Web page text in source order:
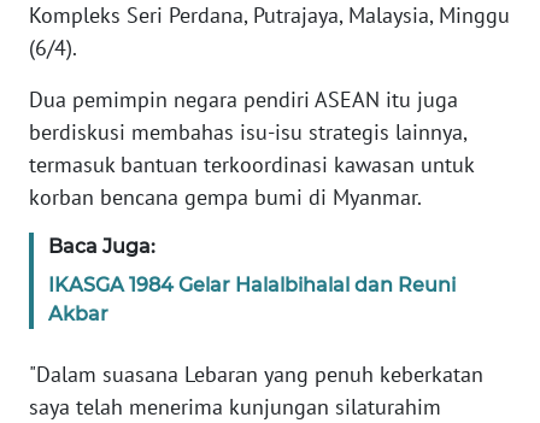
Kompleks Seri Perdana, Putrajaya, Malaysia, Minggu
(6/4).
Dua pemimpin negara pendiri ASEAN itu juga
berdiskusi membahas isu-isu strategis lainnya,
termasuk bantuan terkoordinasi kawasan untuk
korban bencana gempa bumi di Myanmar.
Baca Juga:
IKASGA 1984 Gelar Halalbihalal dan Reuni
Akbar
"Dalam suasana Lebaran yang penuh keberkatan
saya telah menerima kunjungan silaturahim
INFO
IKLAN
TENTANG
KAMI
PEDOMAN
MEDIA
SIBER
REDAKSI
KARIR